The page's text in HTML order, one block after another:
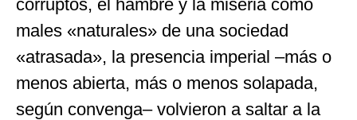
corruptos, el hambre y la miseria como
males «naturales» de una sociedad
«atrasada», la presencia imperial –más o
menos abierta, más o menos solapada,
según convenga– volvieron a saltar a la